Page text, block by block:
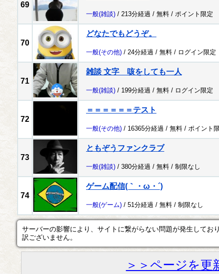
69
一般(雑談) / 213分経過 / 無料 / ポイント限定
70
どなたでもどうぞ。
一般(その他) / 24分経過 / 無料 / ログイン限定
71
雑談 文字 咳をしても一人
一般(雑談) / 199分経過 / 無料 / ログイン限定
72
＝＝＝＝＝＝テスト
一般(その他) / 16365分経過 / 無料 / ポイント
73
ともぞうファンクラブ
一般(雑談) / 380分経過 / 無料 / 制限なし
74
ゲーム配信(｀・ω・´)
一般(ゲーム) / 51分経過 / 無料 / 制限なし
サーバーの影響により、サイトに繋がらない問題が発生してお
訳ございません。
＞＞ページを更